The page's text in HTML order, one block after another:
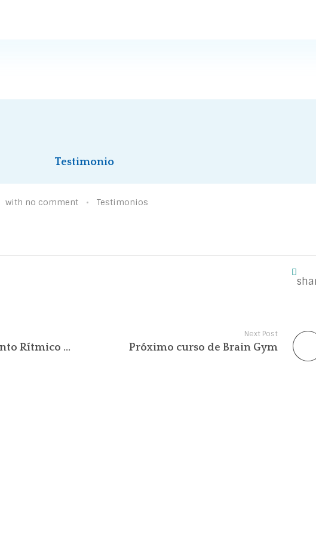
Testimonio
with no comment Testimonios
Terapia del Movimiento Rítmico – BTMR
Next Post
Próximo curso de Brain Gym